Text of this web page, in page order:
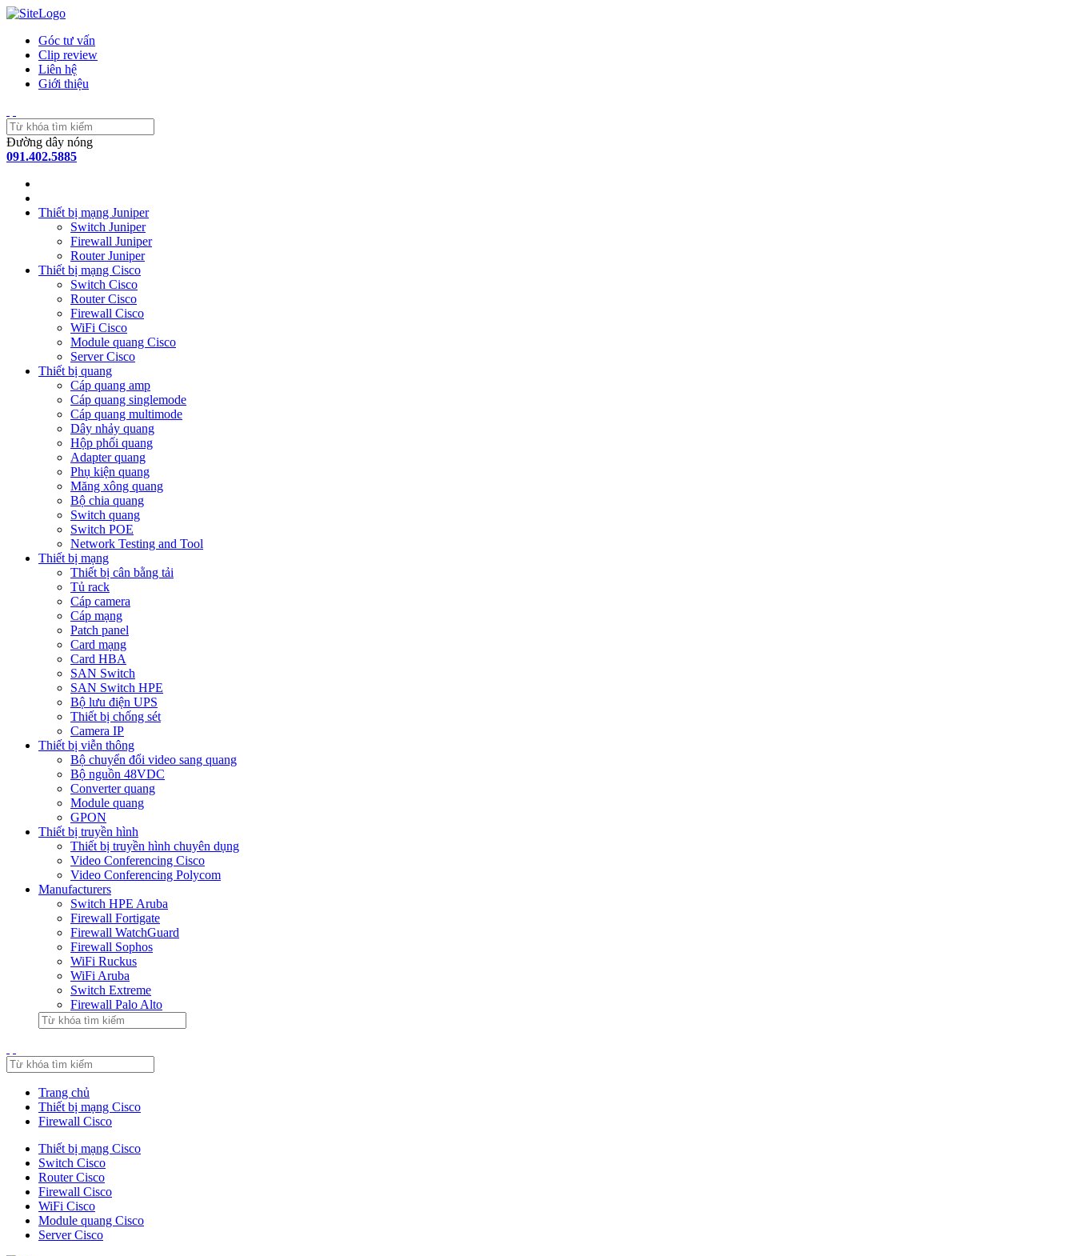
Góc tư vấn
Clip review
Liên hệ
Giới thiệu
Đường dây nóng
091.402.5885
Thiết bị mạng Juniper
Switch Juniper
Firewall Juniper
Router Juniper
Thiết bị mạng Cisco
Switch Cisco
Router Cisco
Firewall Cisco
WiFi Cisco
Module quang Cisco
Server Cisco
Thiết bị quang
Cáp quang amp
Cáp quang singlemode
Cáp quang multimode
Dây nhảy quang
Hộp phối quang
Adapter quang
Phụ kiện quang
Măng xông quang
Bộ chia quang
Switch quang
Switch POE
Network Testing and Tool
Thiết bị mạng
Thiết bị cân bằng tải
Tủ rack
Cáp camera
Cáp mạng
Patch panel
Card mạng
Card HBA
SAN Switch
SAN Switch HPE
Bộ lưu điện UPS
Thiết bị chống sét
Camera IP
Thiết bị viễn thông
Bộ chuyển đổi video sang quang
Bộ nguồn 48VDC
Converter quang
Module quang
GPON
Thiết bị truyền hình
Thiết bị truyền hình chuyên dụng
Video Conferencing Cisco
Video Conferencing Polycom
Manufacturers
Switch HPE Aruba
Firewall Fortigate
Firewall WatchGuard
Firewall Sophos
WiFi Ruckus
WiFi Aruba
Switch Extreme
Firewall Palo Alto
Trang chủ
Thiết bị mạng Cisco
Firewall Cisco
Thiết bị mạng Cisco
Switch Cisco
Router Cisco
Firewall Cisco
WiFi Cisco
Module quang Cisco
Server Cisco